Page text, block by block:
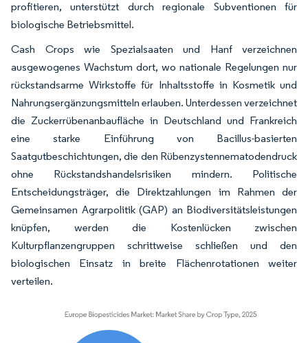
profitieren, unterstützt durch regionale Subventionen für
biologische Betriebsmittel.
Cash Crops wie Spezialsaaten und Hanf verzeichnen
ausgewogenes Wachstum dort, wo nationale Regelungen nur
rückstandsarme Wirkstoffe für Inhaltsstoffe in Kosmetik und
Nahrungsergänzungsmitteln erlauben. Unterdessen verzeichnet
die Zuckerrübenanbaufläche in Deutschland und Frankreich
eine starke Einführung von Bacillus-basierten
Saatgutbeschichtungen, die den Rübenzystennematodendruck
ohne Rückstandshandelsrisiken mindern. Politische
Entscheidungsträger, die Direktzahlungen im Rahmen der
Gemeinsamen Agrarpolitik (GAP) an Biodiversitätsleistungen
knüpfen, werden die Kostenlücken zwischen
Kulturpflanzengruppen schrittweise schließen und den
biologischen Einsatz in breite Flächenrotationen weiter
verteilen.